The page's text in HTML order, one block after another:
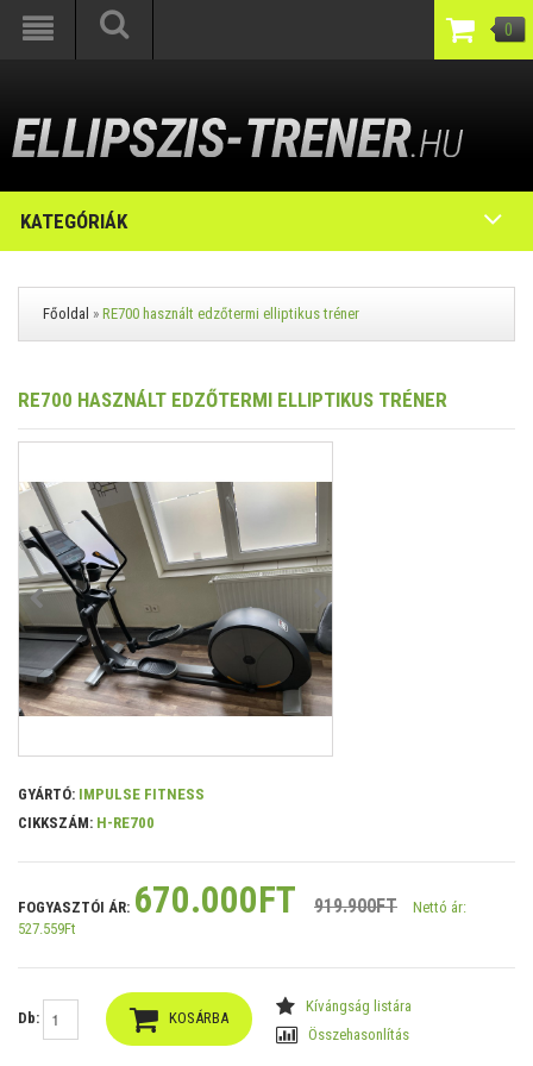
0
KATEGÓRIÁK
Főoldal » RE700 használt edzőtermi elliptikus tréner
RE700 HASZNÁLT EDZŐTERMI ELLIPTIKUS TRÉNER
GYÁRTÓ: IMPULSE FITNESS
CIKKSZÁM: H-RE700
FOGYASZTÓI ÁR: 670.000FT 919.900FT
Nettó ár:
527.559Ft
Db: KOSÁRBA
Kívángság listára
Összehasonlítás